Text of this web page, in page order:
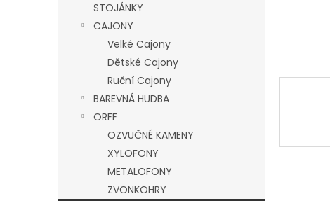
STOJÁNKY
CAJONY
Velké Cajony
Dětské Cajony
Ruční Cajony
BAREVNÁ HUDBA
ORFF
OZVUČNÉ KAMENY
XYLOFONY
METALOFONY
ZVONKOHRY